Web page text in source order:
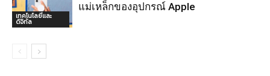
เทคโนโลยีและ
ดิจิทัล
แม่เหล็กของอุปกรณ์ Apple